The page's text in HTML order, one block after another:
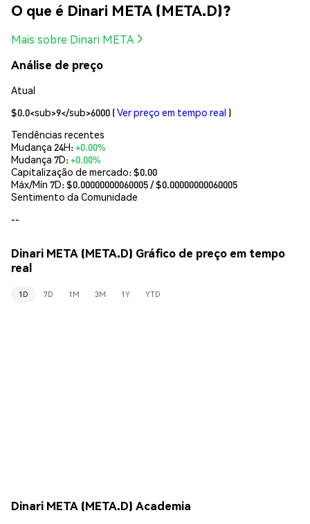
O que é Dinari META (META.D)?
Mais sobre Dinari META
Análise de preço
Atual
$0.0<sub>9</sub>6000 (Ver preço em tempo real )
Tendências recentes
Mudança 24H:+0.00%
Mudança 7D:+0.00%
Capitalização de mercado:$0.00
Máx/Mín 7D: $0.00000000060005 / $0.00000000060005
Sentimento da Comunidade
--
Dinari META (META.D) Gráfico de preço em tempo
real
1D 7D 1M 3M 1Y YTD
Dinari META (META.D) Academia